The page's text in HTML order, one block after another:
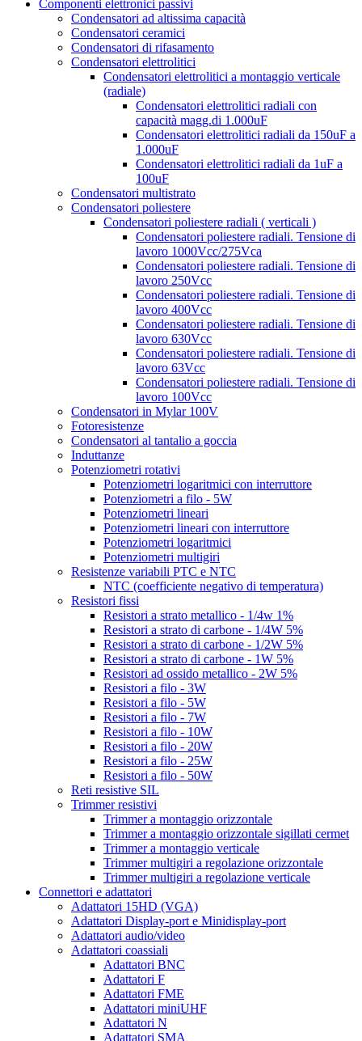
Componenti elettronici passivi
Condensatori ad altissima capacità
Condensatori ceramici
Condensatori di rifasamento
Condensatori elettrolitici
Condensatori elettrolitici a montaggio verticale
(radiale)
Condensatori elettrolitici radiali con
capacità magg.di 1.000uF
Condensatori elettrolitici radiali da 150uF a
1.000uF
Condensatori elettrolitici radiali da 1uF a
100uF
Condensatori multistrato
Condensatori poliestere
Condensatori poliestere radiali ( verticali )
Condensatori poliestere radiali. Tensione di
lavoro 1000Vcc/275Vca
Condensatori poliestere radiali. Tensione di
lavoro 250Vcc
Condensatori poliestere radiali. Tensione di
lavoro 400Vcc
Condensatori poliestere radiali. Tensione di
lavoro 630Vcc
Condensatori poliestere radiali. Tensione di
lavoro 63Vcc
Condensatori poliestere radiali. Tensione di
lavoro 100Vcc
Condensatori in Mylar 100V
Fotoresistenze
Condensatori al tantalio a goccia
Induttanze
Potenziometri rotativi
Potenziometri logaritmici con interruttore
Potenziometri a filo - 5W
Potenziometri lineari
Potenziometri lineari con interruttore
Potenziometri logaritmici
Potenziometri multigiri
Resistenze variabili PTC e NTC
NTC (coefficiente negativo di temperatura)
Resistori fissi
Resistori a strato metallico - 1/4w 1%
Resistori a strato di carbone - 1/4W 5%
Resistori a strato di carbone - 1/2W 5%
Resistori a strato di carbone - 1W 5%
Resistori ad ossido metallico - 2W 5%
Resistori a filo - 3W
Resistori a filo - 5W
Resistori a filo - 7W
Resistori a filo - 10W
Resistori a filo - 20W
Resistori a filo - 25W
Resistori a filo - 50W
Reti resistive SIL
Trimmer resistivi
Trimmer a montaggio orizzontale
Trimmer a montaggio orizzontale sigillati cermet
Trimmer a montaggio verticale
Trimmer multigiri a regolazione orizzontale
Trimmer multigiri a regolazione verticale
Connettori e adattatori
Adattatori 15HD (VGA)
Adattatori Display-port e Minidisplay-port
Adattatori audio/video
Adattatori coassiali
Adattatori BNC
Adattatori F
Adattatori FME
Adattatori miniUHF
Adattatori N
Adattatori SMA